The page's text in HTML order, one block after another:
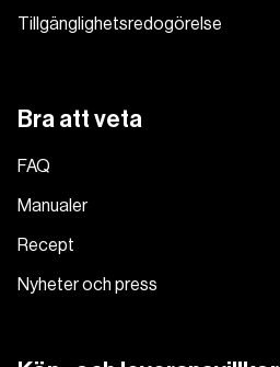
Tillgänglighetsredogörelse
Bra att veta
FAQ
Manualer
Recept
Nyheter och press